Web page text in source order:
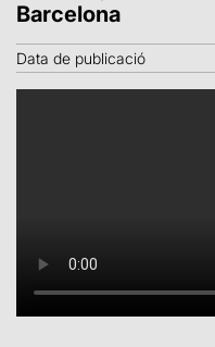
Barcelona
Data de publicació